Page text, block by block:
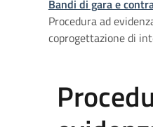
Bandi di gara e
Procedura ad
coprogettazione di